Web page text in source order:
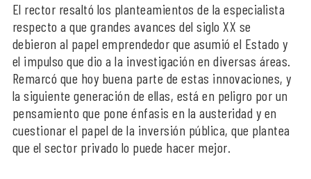
El rector resaltó los planteamientos de la especialista
respecto a que grandes avances del siglo XX se
debieron al papel emprendedor que asumió el Estado y
el impulso que dio a la investigación en diversas áreas.
Remarcó que hoy buena parte de estas innovaciones, y
la siguiente generación de ellas, está en peligro por un
pensamiento que pone énfasis en la austeridad y en
cuestionar el papel de la inversión pública, que plantea
que el sector privado lo puede hacer mejor.